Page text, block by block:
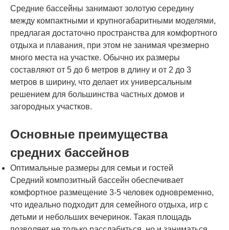
Средние бассейны занимают золотую середину
между компактными и крупногабаритными моделями,
предлагая достаточно пространства для комфортного
отдыха и плавания, при этом не занимая чрезмерно
много места на участке. Обычно их размеры
составляют от 5 до 6 метров в длину и от 2 до 3
метров в ширину, что делает их универсальным
решением для большинства частных домов и
загородных участков.
Основные преимущества
средних бассейнов
Оптимальные размеры для семьи и гостей
Средний композитный бассейн обеспечивает
комфортное размещение 3-5 человек одновременно,
что идеально подходит для семейного отдыха, игр с
детьми и небольших вечеринок. Такая площадь